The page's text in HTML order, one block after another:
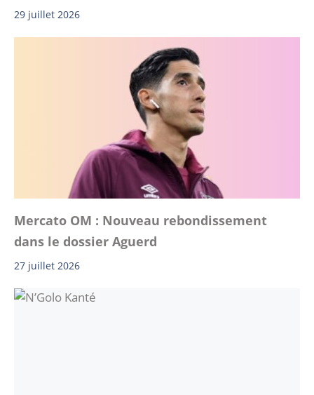
29 juillet 2026
Mercato OM : Nouveau rebondissement
dans le dossier Aguerd
27 juillet 2026